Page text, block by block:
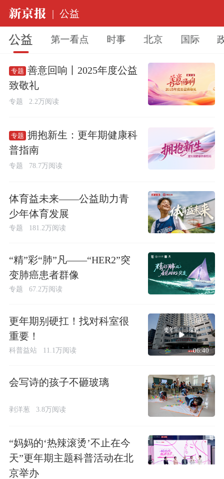
| 公益
公益 第一看点 时事 北京 国际
专题 善意回响丨2025年度公益
致敬礼
专题 2.2万阅读
专题 拥抱新生：更年期健康科
普指南
专题 78.7万阅读
体育益未来——公益助力青
少年体育发展
专题 181.2万阅读
“精”彩“肺”凡——“HER2”突
变肺癌患者群像
专题 67.2万阅读
更年期别硬扛！找对科室很
重要！
科普益站 11.1万阅读 06:40
会写诗的孩子不砸玻璃
剥洋葱 3.8万阅读
“妈妈的‘热辣滚烫’不止在今
天”更年期主题科普活动在北
京举办